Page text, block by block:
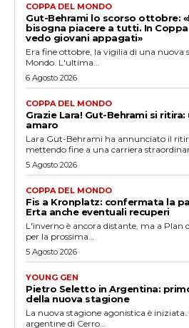
COPPA DEL MONDO
Gut-Behrami lo scorso ottobre:
bisogna piacere a tutti. In
vedo giovani appagati»
Era fine ottobre, la vigilia di una nuova
Mondo. L'ultima...
6 Agosto 2026
COPPA DEL MONDO
Grazie Lara! Gut-Behrami si
amaro
Lara Gut-Behrami ha annunciato il
mettendo fine a una carriera
5 Agosto 2026
COPPA DEL MONDO
Fis a Kronplatz: confermata la
Erta anche eventuali recuperi
L'inverno è ancora distante, ma a Plan
per la prossima...
5 Agosto 2026
YOUNG GEN
Pietro Seletto in Argentina:
della nuova stagione
La nuova stagione agonistica è
argentine di Cerro...